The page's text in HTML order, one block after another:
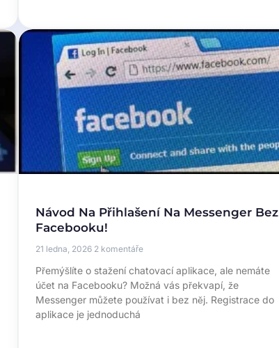
Návod Na Přihlašení Na Messenger Bez
Facebooku!
21 ledna, 2026 2 komentáře
Přemýšlíte o stažení chatovací aplikace, ale nemáte
účet na Facebooku? Možná vás překvapí, že
Messenger můžete používat i bez něj. Registrace do
aplikace je jednoduchá